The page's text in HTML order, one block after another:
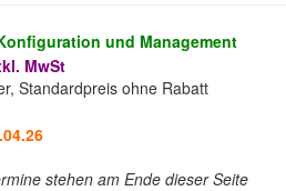
und Management
MwSt
Standardpreis ohne Rabatt
stehen am Ende dieser Seite